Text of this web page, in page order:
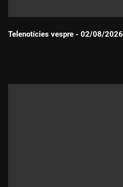
Telenotícies vespre - 02/08/2026